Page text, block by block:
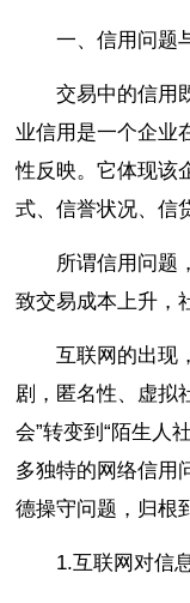
一、信用问题
交易中的信用
业信用是一个企业
性反映。它体现该
式、信誉状况、信
所谓信用问题
致交易成本上升，
互联网的出现
剧，匿名性、虚拟
会”转变到“陌生人
多独特的网络信用
德操守问题，归根
1.互联网对信